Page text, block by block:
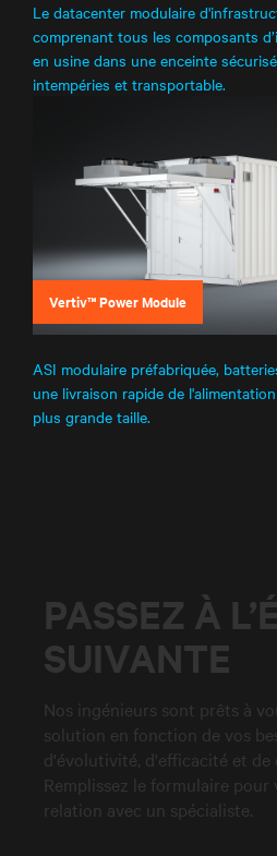
Le datacenter modulaire
comprenant tous les composants
en usine dans une enceinte
intempéries et transportable.
Vertiv™ Power Module
ASI modulaire préfabriquée,
une livraison rapide de
plus grande taille.
PASSEZ À
SUIVANTE
Nos ingénieurs sont prêts à
solution en fonction de vos
d'évolutivité, d'efficacité et de
Remplissez le formulaire pour
relation avec un spécialiste.